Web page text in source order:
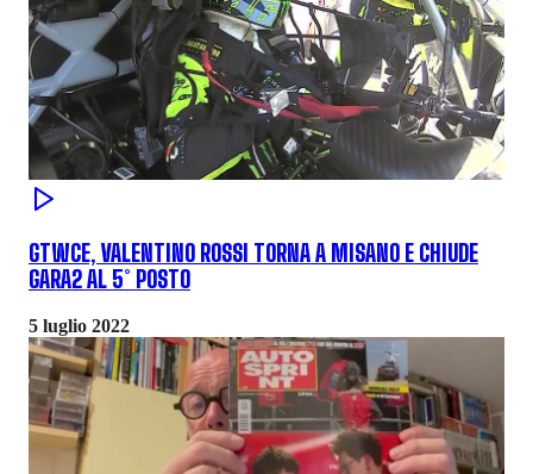
GTWCE, VALENTINO ROSSI TORNA A MISANO E CHIUDE
GARA2 AL 5° POSTO
5 luglio 2022